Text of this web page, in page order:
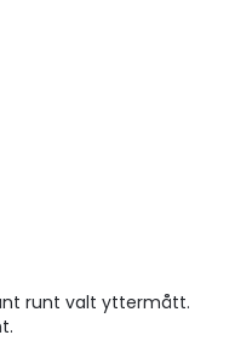
runt valt yttermått.